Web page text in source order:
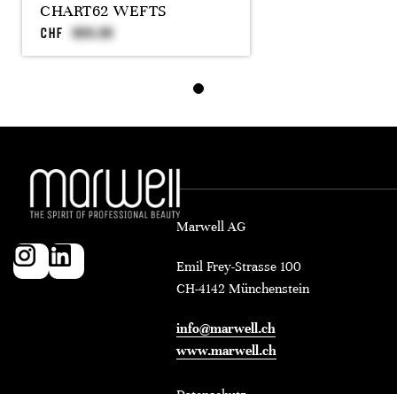
CHART62 WEFTS
CHF
Marwell AG
Emil Frey-Strasse 100
CH-4142 Münchenstein
info@marwell.ch
www.marwell.ch